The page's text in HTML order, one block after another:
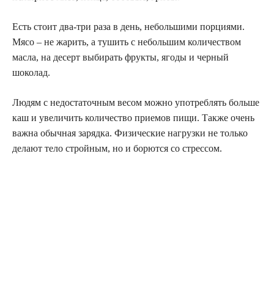
Есть стоит два-три раза в день, небольшими порциями.
Мясо – не жарить, а тушить с небольшим количеством
масла, на десерт выбирать фрукты, ягоды и черный
шоколад.
Людям с недостаточным весом можно употреблять больше
каш и увеличить количество приемов пищи. Также очень
важна обычная зарядка. Физические нагрузки не только
делают тело стройным, но и борются со стрессом.